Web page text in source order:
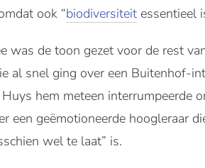
ook “biodiversiteit essentieel
was de toon gezet voor de rest
al snel ging over een Buitenhof-
hem meteen interrumpeerde
een geëmotioneerde hoogleraar
wel te laat” is.